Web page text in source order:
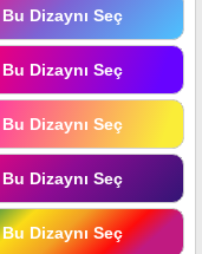
Bu Dizaynı Seç
Bu Dizaynı Seç
Bu Dizaynı Seç
Bu Dizaynı Seç
Bu Dizaynı Seç